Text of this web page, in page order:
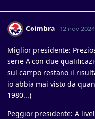
Coimbra 12 nov 2024
Miglior presidente:
serie A con due
sul campo restano il
io abbia mai visto da
1980...).
Peggior presidente: A